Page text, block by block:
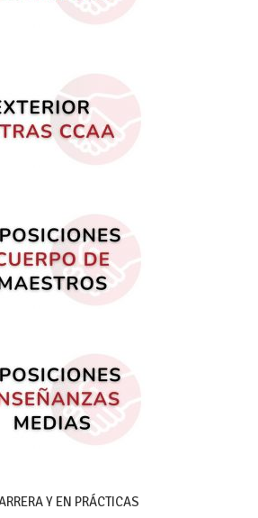
Y EN PRÁCTICAS